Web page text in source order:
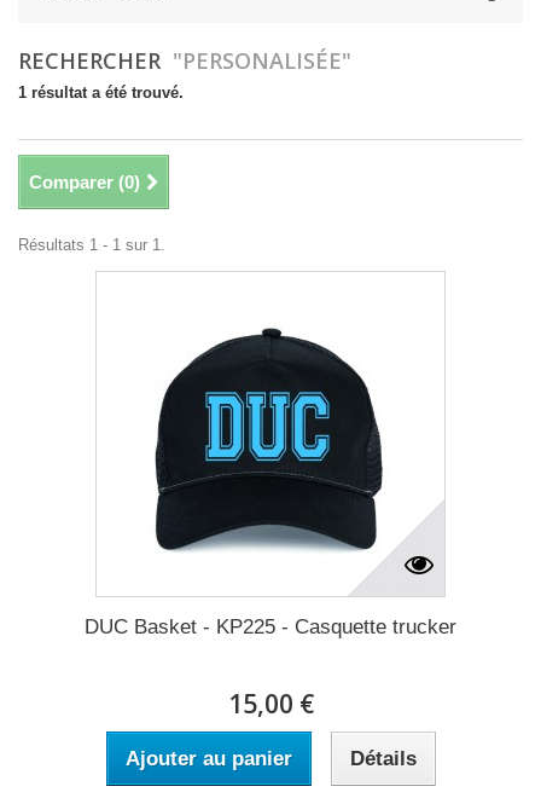
RECHERCHER "PERSONALISÉE"
1 résultat a été trouvé.
Comparer (0)
Résultats 1 - 1 sur 1.
DUC Basket - KP225 - Casquette trucker
15,00 €
Ajouter au panier Détails